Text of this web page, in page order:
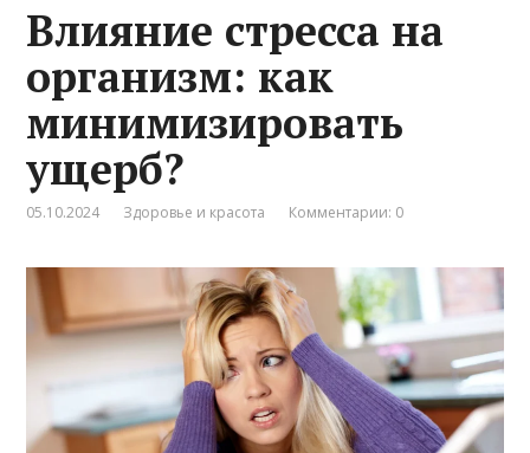
Влияние стресса на
организм: как
минимизировать
ущерб?
05.10.2024 Здоровье и красота Комментарии: 0